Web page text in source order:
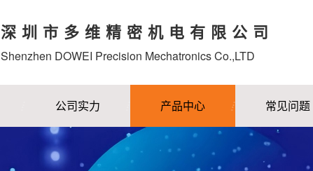
深圳市多维精密机电有限公司
Shenzhen DOWEI Precision Mechatronics Co.,LTD
公司实力 产品中心 常见问题